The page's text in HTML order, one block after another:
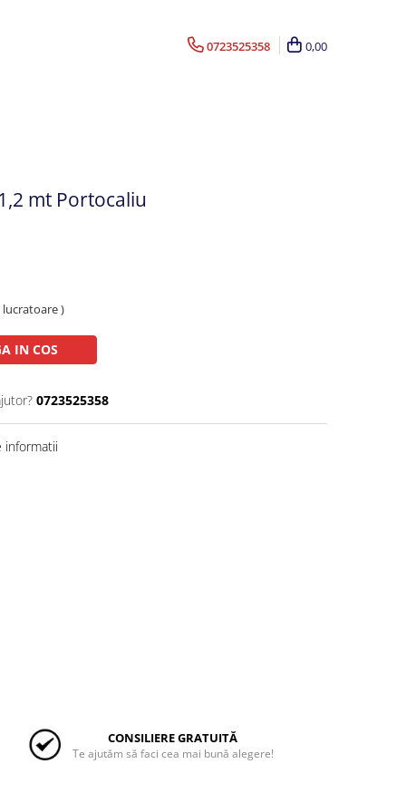
0723525358 0,00
mt Portocaliu
lucratoare )
IN COS
0723525358
informatii
CONSILIERE GRATUITĂ
Te ajutăm să faci cea mai bună alegere!